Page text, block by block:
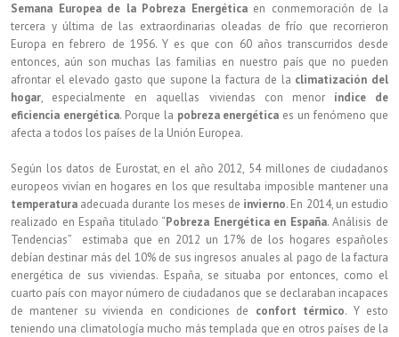
Semana Europea de la Pobreza Energéticaen conmemoración de la
tercera y última de las extraordinarias oleadas de frío que recorrieron
Europa en febrero de 1956. Y es que con 60 años transcurridos desde
entonces, aún son muchas las familias en nuestro país que no pueden
afrontar el elevado gasto que supone la factura de la climatización del
hogar, especialmente en aquellas viviendas con menor índice de
eficiencia energética. Porque la pobreza energética es un fenómeno que
afecta a todos los países de la Unión Europea.
Según los datos de Eurostat, en el año 2012, 54 millones de ciudadanos
europeos vivían en hogares en los que resultaba imposible mantener una
temperatura adecuada durante los meses de invierno. En 2014, un estudio
realizado en España titulado “Pobreza Energética en España. Análisis de
Tendencias” estimaba que en 2012 un 17% de los hogares españoles
debían destinar más del 10% de sus ingresos anuales al pago de la factura
energética de sus viviendas. España, se situaba por entonces, como el
cuarto país con mayor número de ciudadanos que se declaraban incapaces
de mantener su vivienda en condiciones de confort térmico. Y esto
teniendo una climatología mucho más templada que en otros países de la